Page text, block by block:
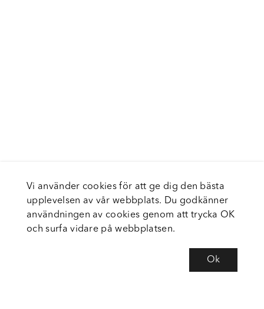
Vi använder cookies för att ge dig den bästa
upplevelsen av vår webbplats. Du godkänner
användningen av cookies genom att trycka OK
och surfa vidare på webbplatsen.
Ok